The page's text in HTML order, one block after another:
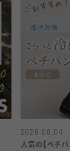
2026.08.04
人気の【ペチ